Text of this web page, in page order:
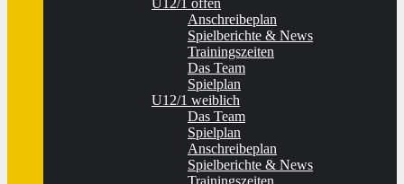
U12/1 offen
Anschreibeplan
Spielberichte & News
Trainingszeiten
Das Team
Spielplan
U12/1 weiblich
Das Team
Spielplan
Anschreibeplan
Spielberichte & News
Trainingszeiten